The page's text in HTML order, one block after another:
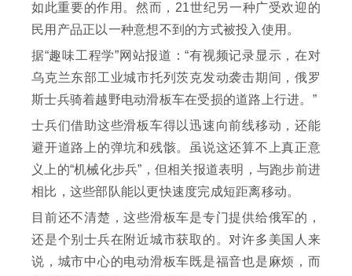
如此重要的作用。然而，21世纪另一种广受欢迎的
民用产品正以一种意想不到的方式被投入使用。
据“趣味工程学”网站报道：“有视频记录显示，在对
乌克兰东部工业城市托列茨克发动袭击期间，俄罗
斯士兵骑着越野电动滑板车在受损的道路上行进。”
士兵们借助这些滑板车得以迅速向前线移动，还能
避开道路上的弹坑和残骸。虽说这还算不上真正意
义上的“机械化步兵”，但相关报道表明，与跑步前进
相比，这些部队能以更快速度完成短距离移动。
目前还不清楚，这些滑板车是专门提供给俄军的，
还是个别士兵在附近城市获取的。对许多美国人来
说，城市中心的电动滑板车既是福音也是麻烦，而